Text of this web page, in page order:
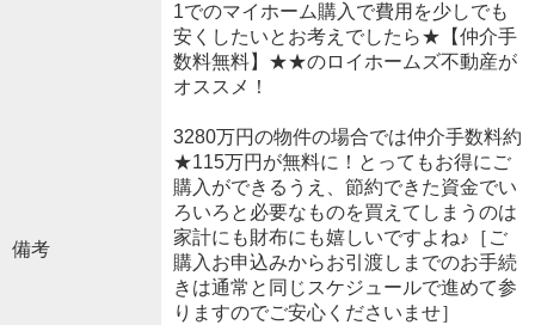
備考
1でのマイホーム購入で費用を少しでも
安くしたいとお考えでしたら★【仲介手
数料無料】★★のロイホームズ不動産が
オススメ！
3280万円の物件の場合では仲介手数料約
★115万円が無料に！とってもお得にご
購入ができるうえ、節約できた資金でい
ろいろと必要なものを買えてしまうのは
家計にも財布にも嬉しいですよね♪［ご
購入お申込みからお引渡しまでのお手続
きは通常と同じスケジュールで進めて参
りますのでご安心くださいませ］